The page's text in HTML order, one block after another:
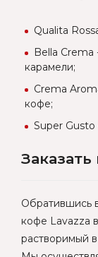
Qualita
Bella Crema
карамели;
Crema
кофе;
Super Gusto
Обратившись
кофе Lavazza
растворимый